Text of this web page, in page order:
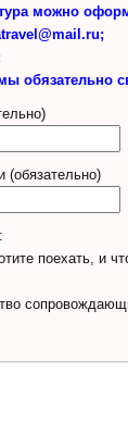
можно
обязательно
поехать, и